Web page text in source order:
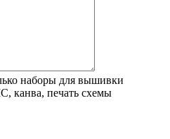
наборы для вышивки
канва, печать схемы